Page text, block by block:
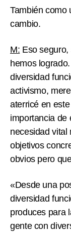
También como
cambio.
M: Eso
hemos
diversidad
activismo,
aterricé en
importancia de
necesidad vital
objetivos
obvios pero
«Desde una
diversidad
produces para
gente con